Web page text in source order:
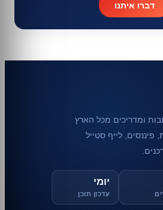
דברו איתנו
ומדריכים מכל הארץ
פיננסים, לייף סטייל
יומי
עדכון תוכן